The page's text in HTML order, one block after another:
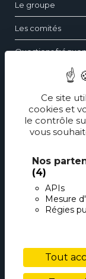
Ce site
cookies et
le contrôle
vous
Nos
(4)
APIs
Mesure
Régies
Tout
Le groupe
Les comités
Questions
Les dossiers
Les revues
Les éditions